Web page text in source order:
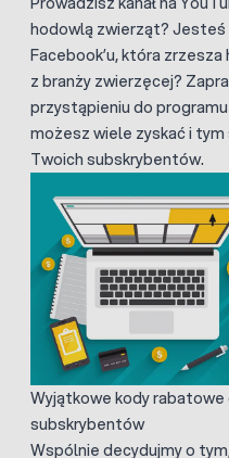
hodowlą zwierząt? Jesteś
Facebook’u, która
z branży zwierzęcej?
przystąpieniu do
możesz wiele zyskać i
Twoich subskrybentów.
Wyjątkowe kody rabatowe
subskrybentów
Wspólnie decydujmy o